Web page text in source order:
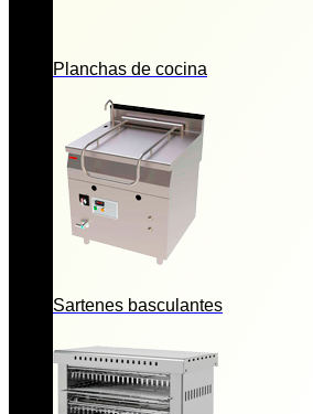
Planchas de cocina
Sartenes basculantes